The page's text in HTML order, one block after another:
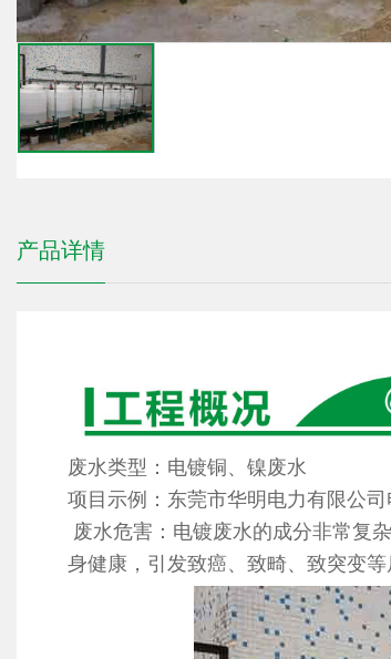
产品详情
废水类型：电镀铜、镍废水
项目示例：东莞市华明电力有限公
废水危害：电镀废水的成分非常复
身健康，引发致癌、致畸、致突变等